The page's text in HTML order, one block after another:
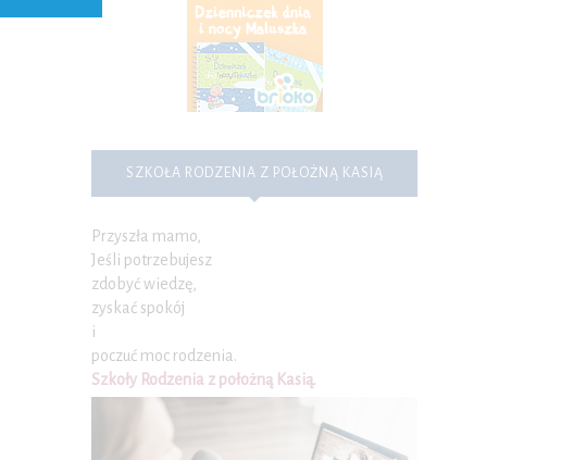
SZKOŁA RODZENIA Z POŁOŻNĄ KASIĄ
Przyszła mamo,
Jeśli potrzebujesz
zdobyć wiedzę,
zyskać spokój
i
poczuć moc rodzenia.
Szkoły Rodzenia z położną Kasią.